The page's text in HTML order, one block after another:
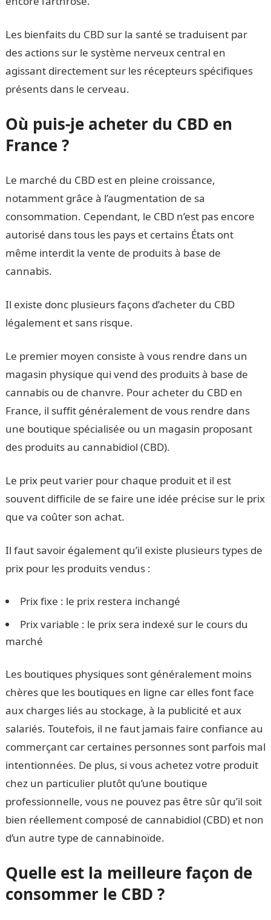
Les bienfaits du CBD sur la santé se traduisent par
des actions sur le système nerveux central en
agissant directement sur les récepteurs spécifiques
présents dans le cerveau.
Où puis-je acheter du CBD en
France ?
Le marché du CBD est en pleine croissance,
notamment grâce à l’augmentation de sa
consommation. Cependant, le CBD n’est pas encore
autorisé dans tous les pays et certains États ont
même interdit la vente de produits à base de
cannabis.
Il existe donc plusieurs façons d’acheter du CBD
légalement et sans risque.
Le premier moyen consiste à vous rendre dans un
magasin physique qui vend des produits à base de
cannabis ou de chanvre. Pour acheter du CBD en
France, il suffit généralement de vous rendre dans
une boutique spécialisée ou un magasin proposant
des produits au cannabidiol (CBD).
Le prix peut varier pour chaque produit et il est
souvent difficile de se faire une idée précise sur le prix
que va coûter son achat.
Il faut savoir également qu’il existe plusieurs types de
prix pour les produits vendus :
Prix fixe : le prix restera inchangé
Prix variable : le prix sera indexé sur le cours du
marché
Les boutiques physiques sont généralement moins
chères que les boutiques en ligne car elles font face
aux charges liés au stockage, à la publicité et aux
salariés. Toutefois, il ne faut jamais faire confiance au
commerçant car certaines personnes sont parfois mal
intentionnées. De plus, si vous achetez votre produit
chez un particulier plutôt qu’une boutique
professionnelle, vous ne pouvez pas être sûr qu’il soit
bien réellement composé de cannabidiol (CBD) et non
d’un autre type de cannabinoïde.
Quelle est la meilleure façon de
consommer le CBD ?